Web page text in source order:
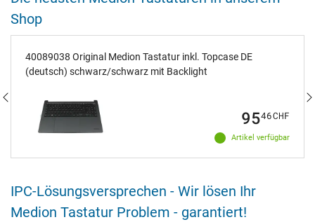
Shop
40089038 Original Medion Tastatur inkl. Topcase DE
(deutsch) schwarz/schwarz mit Backlight
Artikel verfügbar
9546CHF
IPC-Lösungsversprechen - Wir lösen Ihr
Medion Tastatur Problem - garantiert!